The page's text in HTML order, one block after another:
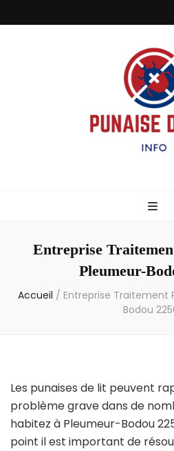
–
Entreprise
Pleumeur-
Accueil / Entreprise Traitement
Bodou
Les punaises de lit peuvent
problème grave dans de
habitez à Pleumeur-Bodou
point il est important de